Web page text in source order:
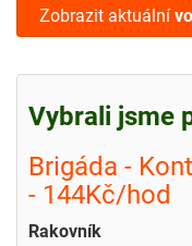
Zobrazit aktuální
Vybrali jsme
Brigáda -
- 144Kč/hod
Rakovník